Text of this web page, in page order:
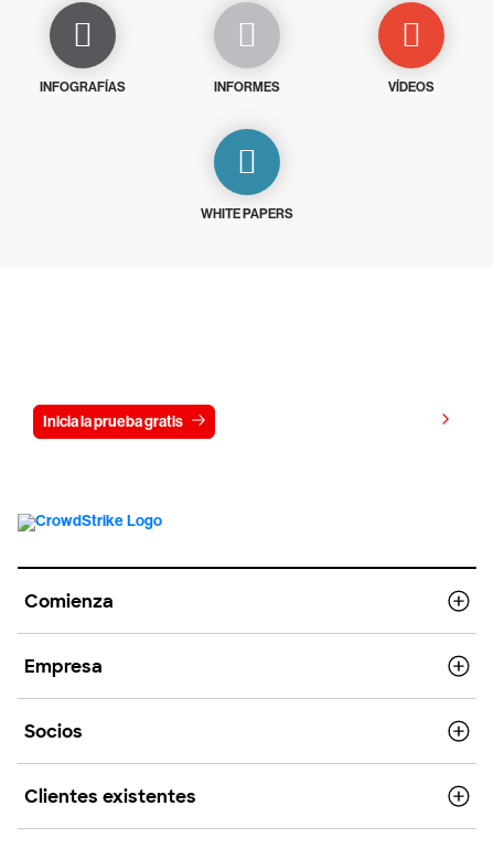
INFOGRAFÍAS INFORMES VÍDEOS
WHITE PAPERS
Inicia la prueba gratis
Comienza
Empresa
Socios
Clientes existentes